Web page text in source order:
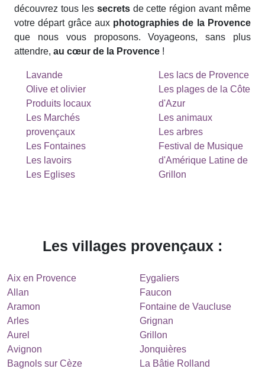
découvrez tous les secretsde cette région avant même
votre départ grâce aux photographies de la Provence
que nous vous proposons. Voyageons, sans plus
attendre, au cœur de la Provence !
Lavande
Olive et olivier
Produits locaux
Les Marchés
provençaux
Les Fontaines
Les lavoirs
Les Eglises
Les lacs de Provence
Les plages de la Côte
d'Azur
Les animaux
Les arbres
Festival de Musique
d'Amérique Latine de
Grillon
Les villages provençaux :
Aix en Provence
Allan
Aramon
Arles
Aurel
Avignon
Bagnols sur Cèze
Eygaliers
Faucon
Fontaine de Vaucluse
Grignan
Grillon
Jonquières
La Bâtie Rolland